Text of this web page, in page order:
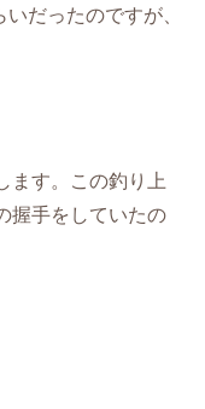
だったのですが、
ます。この釣り上
握手をしていたの